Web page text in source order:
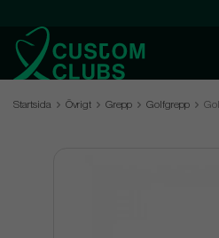
Startsida Övrigt Grepp Golfgrepp